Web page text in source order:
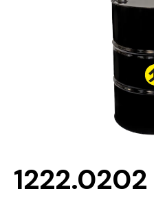
1222.0202